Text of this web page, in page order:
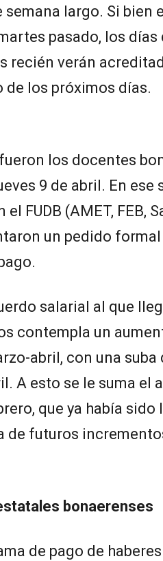
largo. Si bien
pasado, los días
recién verán
de los próximos días.
los docentes
9 de abril. En ese
FUDB (AMET, FEB,
un pedido
salarial al que
contempla un
abril, con una suba
A esto se le suma el
que ya había sido
de futuros
bonaerenses
de pago de